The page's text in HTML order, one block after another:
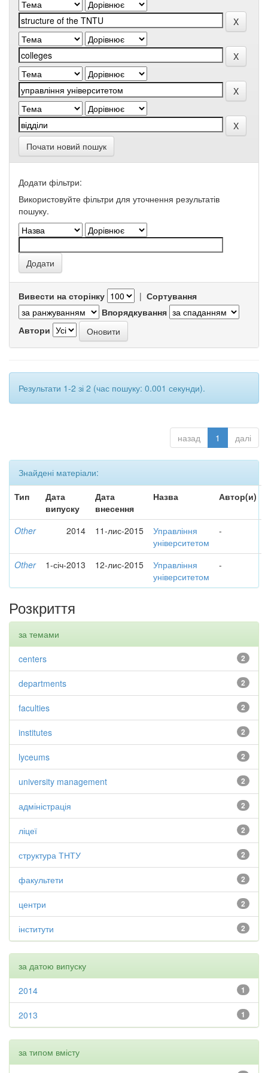
Почати новий пошук
Додати фільтри:
Використовуйте фільтри для уточнення результатів
пошуку.
Вивести на сторінку | Сортування
Впорядкування
Автори
Результати 1-2 зі 2 (час пошуку: 0.001 секунди).
назад 1 далі
Знайдені матеріали:
Тип
Дата
випуску
Дата
внесення
Назва Автор(и)
Other 2014 11-лис-2015
Управління
університетом
-
Other 1-січ-2013 12-лис-2015
Управління
університетом
-
Розкриття
за темами
2
centers
2
departments
2
faculties
2
institutes
2
lyceums
2
university management
2
адміністрація
2
ліцеї
2
структура ТНТУ
2
факультети
2
центри
2
інститути
за датою випуску
1
2014
1
2013
за типом вмісту